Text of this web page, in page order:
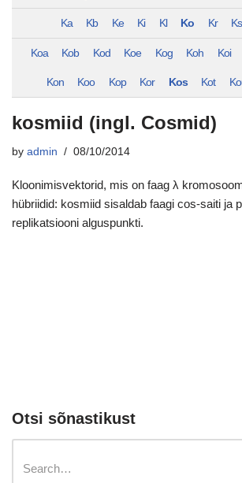
Ka Kb Ke Ki Kl Ko Kr Ks
Koa Kob Kod Koe Kog Koh Koi
Kon Koo Kop Kor Kos Kot
kosmiid (ingl. Cosmid)
by admin 08/10/2014
Kloonimisvektorid, mis on faag λ
hübriidid: kosmiid sisaldab faagi cos-saiti ja
replikatsiooni alguspunkti.
Otsi sõnastikust